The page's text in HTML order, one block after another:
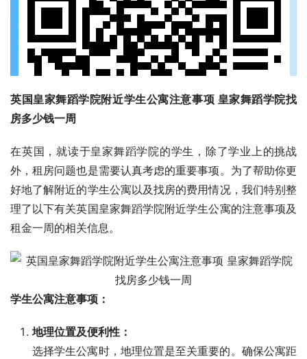
英国皇家舞蹈学院附近学生公寓注意事项 皇家舞蹈学院找
房多少钱一周
在英国，就读于皇家舞蹈学院的学生，除了学业上的挑战
外，租房问题也是需要认真考虑的重要事项。为了帮助你更
好地了解附近的学生公寓以及找房的费用情况，我们特别整
理了以下有关英国皇家舞蹈学院附近学生公寓的注意事项及
租金一周的相关信息。
学生公寓注意事项：
地理位置及便利性：
选择学生公寓时，地理位置是至关重要的。确保公寓距